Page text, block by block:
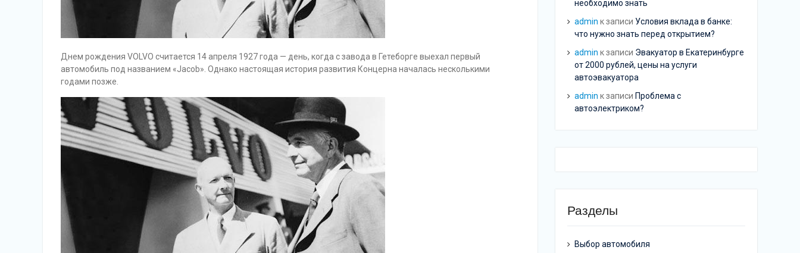
Днем рождения VOLVO считается 14 апреля 1927 года — день, когда с завода в Гетеборге выехал первый
автомобиль под названием «Jacob». Однако настоящая история развития Концерна началась несколькими
годами позже.
необходимо знать
admin к записи Условия вклада в банке:
что нужно знать перед открытием?
admin к записи Эвакуатор в Екатеринбурге
от 2000 рублей, цены на услуги
автоэвакуатора
admin к записи Проблема с
автоэлектриком?
Разделы
Выбор автомобиля